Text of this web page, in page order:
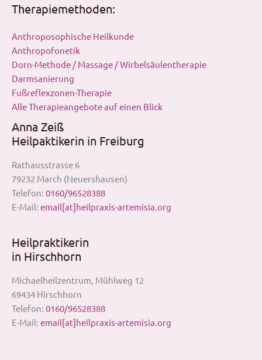
Therapiemethoden:
Anthroposophische Heilkunde
Anthropofonetik
Dorn-Methode / Massage / Wirbelsäulentherapie
Darmsanierung
Fußreflexzonen-Therapie
Alle Therapieangebote auf einen Blick
Anna Zeiß
Heilpaktikerin in Freiburg
Rathausstrasse 6
79232 March (Neuershausen)
Telefon: 0160/96528388
E-Mail: email[at]heilpraxis-artemisia.org
Heilpraktikerin
in Hirschhorn
Michaelheilzentrum, Mühlweg 12
69434 Hirschhorn
Telefon: 0160/96528388
E-Mail: email[at]heilpraxis-artemisia.org